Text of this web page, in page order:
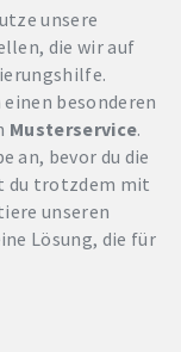
unsere
die wir auf
besonderen
Musterservice.
an, bevor du die
du trotzdem mit
unseren
Lösung, die für